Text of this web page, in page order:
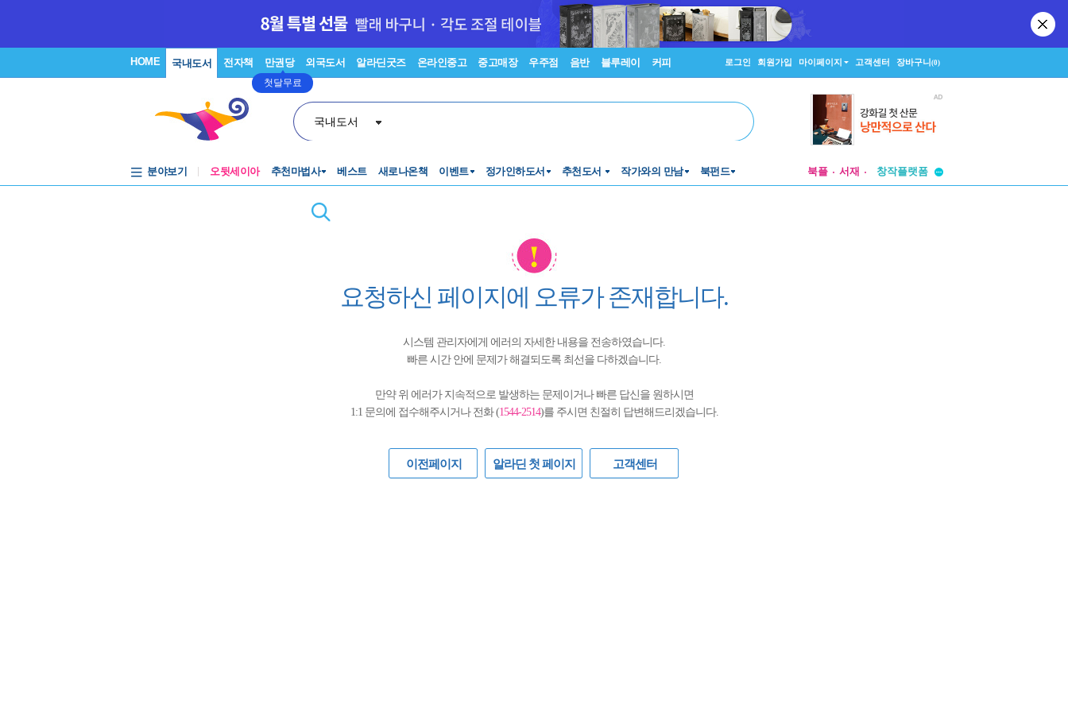
HOME 국내도서 전자책 만권당
첫달무료
외국도서 알라딘굿즈 온라인중고 중고매장 우주점 음반 블루레이 커피 로그인 회원가입 마이페이지 고객센터 장바구니(0)
국내도서
분야보기 오뒷세이아 추천마법사 베스트 새로나온책 이벤트 정가인하도서 추천도서 작가와의 만남 북펀드 북플 서재
창작플랫폼
요청하신 페이지에 오류가 존재합니다.
시스템 관리자에게 에러의 자세한 내용을 전송하였습니다.
빠른 시간 안에 문제가 해결되도록 최선을 다하겠습니다.
만약 위 에러가 지속적으로 발생하는 문제이거나 빠른 답신을 원하시면
1:1 문의에 접수해주시거나 전화 (1544-2514)를 주시면 친절히 답변해드리겠습니다.
이전페이지 알라딘 첫 페이지 고객센터